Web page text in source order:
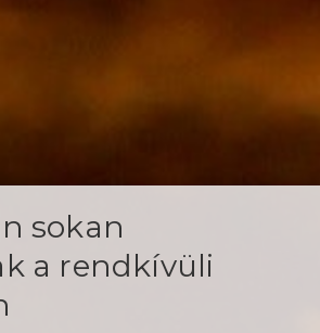
sokan
a rendkívüli